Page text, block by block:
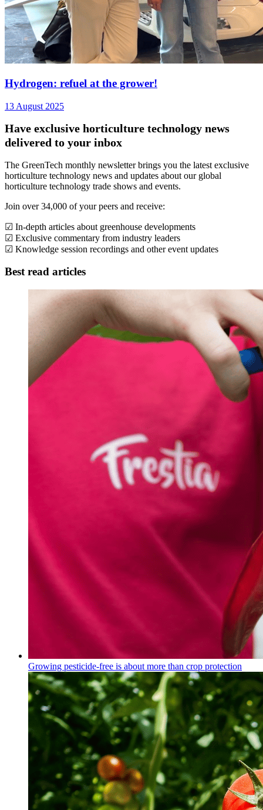
Hydrogen: refuel at the grower!
13 August 2025
Have exclusive horticulture technology news
delivered to your inbox
The GreenTech monthly newsletter brings you the latest exclusive
horticulture technology news and updates about our global
horticulture technology trade shows and events.
Join over 34,000 of your peers and receive:
☑ In-depth articles about greenhouse developments
☑ Exclusive commentary from industry leaders
☑ Knowledge session recordings and other event updates
Best read articles
Growing pesticide-free is about more than crop protection